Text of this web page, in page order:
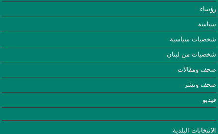
رؤساء
سياسة
شخصيات سياسية
شخصيات من لبنان
صحف ومقالات
صحف ونشر
فيديو
الانتخابات البلدية